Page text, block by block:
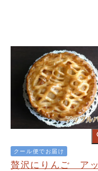
クール便でお届け
贅沢にりんご アッ